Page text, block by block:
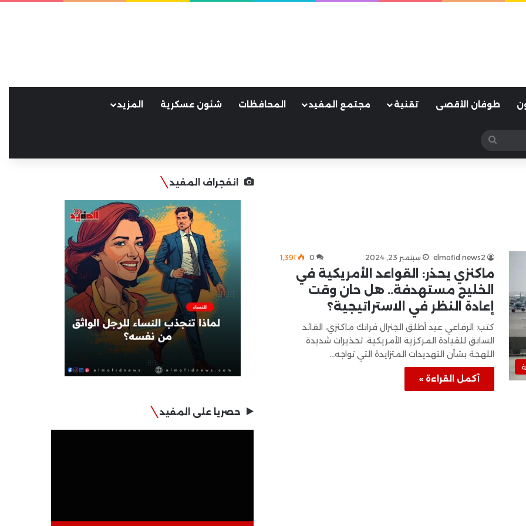
طوفان الأقصى تقنية مجتمع المفيد المحافظات شئون عسكرية المزيد
بحث
عن
elmofid news2 سبتمبر 23, 2024 0 1٬391
ماكنزي يحذر: القواعد الأمريكية في
الخليج مستهدفة.. هل حان وقت
إعادة النظر في الاستراتيجية؟
كتب: الرفاعي عيد أطلق الجنرال فرانك ماكنزي، القائد
السابق للقيادة المركزية الأمريكية، تحذيرات شديدة
اللهجة بشأن التهديدات المتزايدة التي تواجه…
أكمل القراءة »
انفجراف المفيد
حصريا على المفيد